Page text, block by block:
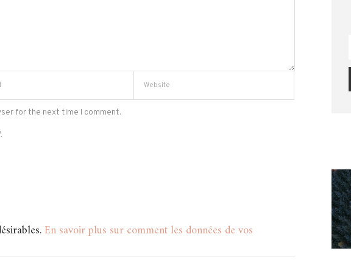
for the next time I comment.
En savoir plus sur comment les données de vos